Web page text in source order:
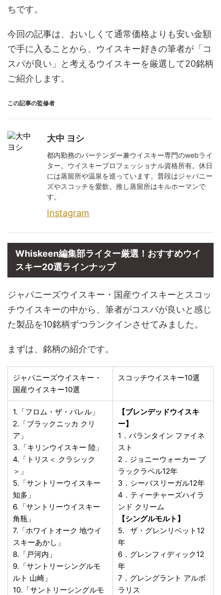
ちです。
今回の記事は、おいしくて通常価格よりも安い金額
で手に入ることから、ウイスキー好きの筆者が「コ
スパが良い」と考えるウイスキーを厳選して20銘柄
ご紹介します。
この記事の監修者
大中 ヨシ
都内勤務のバーテンダー兼ウイスキー専門のwebライ
ター。ウイスキープロフェッショナル資格所有。休日
には蒸留所や温泉を巡っています。普段はジャパニー
ズやスコッチを愛飲。推し蒸留所はキルホーマンで
す。
Instagram
Whiskeen編集部ライター厳選！おすすめウイ
スキー20選ラインナップ
ジャパニーズウイスキー・国産ウイスキーとスコッ
チウイスキーの中から、筆者がコスパが良いと感じ
た製品を10銘柄ずつランクインさせてみました。
まずは、銘柄の紹介です。
ジャパニーズウイスキー・
国産ウイスキー10選
スコッチウイスキー10選
1.「フロム・ザ・バレル」
2.「ブラックニッカ クリ
ア」
3.「キリンウイスキー 陸」
4.「トリス＜ クラシック
＞」
5.「サントリーウイスキー
知多」
6.「サントリーウイスキー
角瓶」
7.「ホワイトオーク 地ウイ
スキーあかし」
8.「戸河内」
9.「サントリーシングルモ
ルト 山崎」
10.「サントリーシングルモ
【ブレンデッドウイスキ
ー】
1．バランタイン ファイネ
スト
2．ジョニーウォーカー ブ
ラックラベル12年
3．シーバスリーガル12年
4．ティーチャーズハイラ
ンド クリーム
【シングルモルト】
5. ザ・グレンリベット12
年
6．グレンフィディック12
年
7．グレングラント アルボ
ラリス